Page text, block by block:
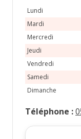
Lundi
Mardi
Mercredi
Jeudi
Vendredi
Samedi
Dimanche
Téléphone :